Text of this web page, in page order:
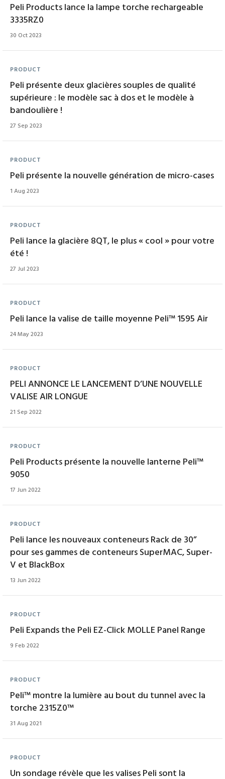
Peli Products lance la lampe torche rechargeable
3335RZ0
30 Oct 2023
PRODUCT
Peli présente deux glacières souples de qualité
supérieure : le modèle sac à dos et le modèle à
bandoulière !
27 Sep 2023
PRODUCT
Peli présente la nouvelle génération de micro-cases
1 Aug 2023
PRODUCT
Peli lance la glacière 8QT, le plus « cool » pour votre
été !
27 Jul 2023
PRODUCT
Peli lance la valise de taille moyenne Peli™ 1595 Air
24 May 2023
PRODUCT
PELI ANNONCE LE LANCEMENT D’UNE NOUVELLE
VALISE AIR LONGUE
21 Sep 2022
PRODUCT
Peli Products présente la nouvelle lanterne Peli™
9050
17 Jun 2022
PRODUCT
Peli lance les nouveaux conteneurs Rack de 30”
pour ses gammes de conteneurs SuperMAC, Super-
V et BlackBox
13 Jun 2022
PRODUCT
Peli Expands the Peli EZ-Click MOLLE Panel Range
9 Feb 2022
PRODUCT
Peli™ montre la lumière au bout du tunnel avec la
torche 2315Z0™
31 Aug 2021
PRODUCT
Un sondage révèle que les valises Peli sont la